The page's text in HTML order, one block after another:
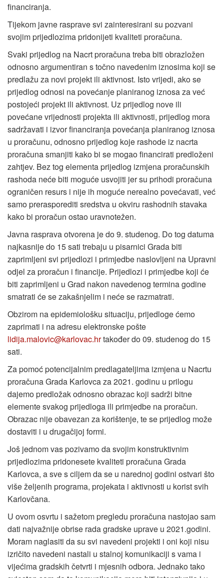
financiranja.
Tijekom javne rasprave svi zainteresirani su pozvani
svojim prijedlozima pridonijeti kvaliteti proračuna.
Svaki prijedlog na Nacrt proračuna treba biti obrazložen
odnosno argumentiran s točno navedenim iznosima koji se
predlažu za novi projekt ili aktivnost. Isto vrijedi, ako se
prijedlog odnosi na povećanje planiranog iznosa za već
postojeći projekt ili aktivnost. Uz prijedlog nove ili
povećane vrijednosti projekta ili aktivnosti, prijedlog mora
sadržavati i izvor financiranja povećanja planiranog iznosa
u proračunu, odnosno prijedlog koje rashode iz nacrta
proračuna smanjiti kako bi se mogao financirati predloženi
zahtjev. Bez tog elementa prijedlog izmjena proračunskih
rashoda neće biti moguće usvojiti jer su prihodi proračuna
ograničen resurs i nije ih moguće nerealno povećavati, već
samo prerasporediti sredstva u okviru rashodnih stavaka
kako bi proračun ostao uravnotežen.
Javna rasprava otvorena je do 9. studenog. Do tog datuma
najkasnije do 15 sati trebaju u pisarnici Grada biti
zaprimljeni svi prijedlozi i primjedbe naslovljeni na Upravni
odjel za proračun i financije. Prijedlozi i primjedbe koji će
biti zaprimljeni u Grad nakon navedenog termina godine
smatrati će se zakašnjelim i neće se razmatrati.
Obzirom na epidemiološku situaciju, prijedloge ćemo
zaprimati i na adresu elektronske pošte
lidija.malovic@karlovac.hrtakođer do 09. studenog do 15
sati.
Za pomoć potencijalnim predlagateljima izmjena u Nacrtu
proračuna Grada Karlovca za 2021. godinu u prilogu
dajemo predložak odnosno obrazac koji sadrži bitne
elemente svakog prijedloga ili primjedbe na proračun.
Obrazac nije obavezan za korištenje, te se prijedlog može
dostaviti i u drugačijoj formi.
Još jednom vas pozivamo da svojim konstruktivnim
prijedlozima pridonesete kvaliteti proračuna Grada
Karlovca, a sve s ciljem da se u narednoj godini ostvari što
više željenih programa, projekata i aktivnosti u korist svih
Karlovčana.
U ovom osvrtu i sažetom pregledu proračuna nastojao sam
dati najvažnije obrise rada gradske uprave u 2021.godini.
Moram naglasiti da su svi navedeni projekti i oni koji nisu
izričito navedeni nastali u stalnoj komunikaciji s vama i
vijećima gradskih četvrti i mjesnih odbora. Jednako tako